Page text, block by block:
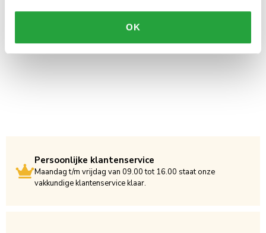
OK
Persoonlijke klantenservice
Maandag t/m vrijdag van 09.00 tot 16.00 staat onze
vakkundige klantenservice klaar.